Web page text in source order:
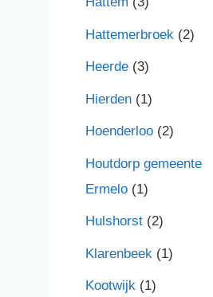
Hattemerbroek (2)
Heerde (3)
Hierden (1)
Hoenderloo (2)
Houtdorp gemeente
Ermelo (1)
Hulshorst (2)
Klarenbeek (1)
Kootwijk (1)